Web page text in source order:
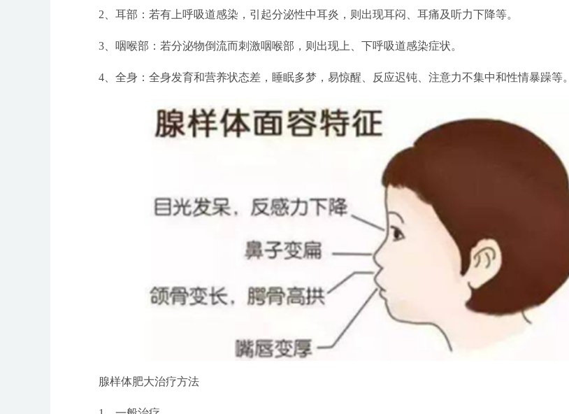
2、耳部：若有上呼吸道感染，引起分泌性中耳炎，则出现耳闷、耳痛及听力下降等。
3、咽喉部：若分泌物倒流而刺激咽喉部，则出现上、下呼吸道感染症状。
4、全身：全身发育和营养状态差，睡眠多梦，易惊醒、反应迟钝、注意力不集中和性情暴躁等。
腺样体肥大治疗方法